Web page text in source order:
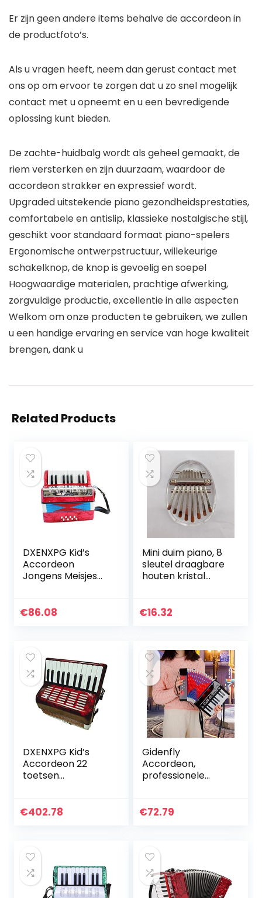
Er zijn geen andere items behalve de accordeon in
de productfoto’s.
Als u vragen heeft, neem dan gerust contact met
ons op om ervoor te zorgen dat u zo snel mogelijk
contact met u opneemt en u een bevredigende
oplossing kunt bieden.
De zachte-huidbalg wordt als geheel gemaakt, de
riem versterken en zijn duurzaam, waardoor de
accordeon strakker en expressief wordt.
Upgraded uitstekende piano gezondheidsprestaties,
comfortabele en antislip, klassieke nostalgische stijl,
geschikt voor standaard formaat piano-spelers
Ergonomische ontwerpstructuur, willekeurige
schakelknop, de knop is gevoelig en soepel
Hoogwaardige materialen, prachtige afwerking,
zorgvuldige productie, excellentie in alle aspecten
Welkom om onze producten te gebruiken, we zullen
u een handige ervaring en service van hoge kwaliteit
brengen, dank u
Related Products
DXENXPG Kid’s
Accordeon
Jongens Meisjes
Accordeon
€86.08
Mini duim piano, 8
sleutel draagbare
houten kristal
lanyards,
€16.32
DXENXPG Kid’s
Accordeon 22
toetsen
studenten
kleine…
€402.78
Gidenfly
Accordeon,
professionele
104 accordeon,
€72.79